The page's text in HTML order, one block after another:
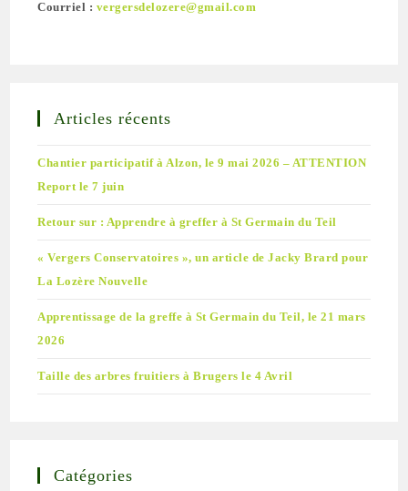
Courriel : vergersdelozere@gmail.com
Articles récents
Chantier participatif à Alzon, le 9 mai 2026 – ATTENTION
Report le 7 juin
Retour sur : Apprendre à greffer à St Germain du Teil
« Vergers Conservatoires », un article de Jacky Brard pour
La Lozère Nouvelle
Apprentissage de la greffe à St Germain du Teil, le 21 mars
2026
Taille des arbres fruitiers à Brugers le 4 Avril
Catégories